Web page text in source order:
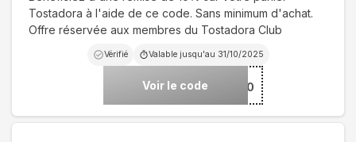
Tostadora à l'aide de ce code. Sans minimum d'achat.
Offre réservée aux membres du Tostadora Club
Vérifié Valable jusqu'au 31/10/2025
Voir le code ***10